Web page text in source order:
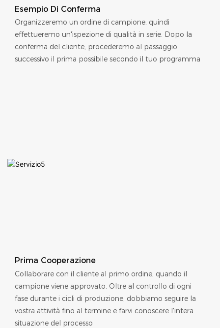
Esempio Di Conferma
Organizzeremo un ordine di campione, quindi
effettueremo un'ispezione di qualità in serie. Dopo la
conferma del cliente, procederemo al passaggio
successivo il prima possibile secondo il tuo programma
Prima Cooperazione
Collaborare con il cliente al primo ordine, quando il
campione viene approvato. Oltre al controllo di ogni
fase durante i cicli di produzione, dobbiamo seguire la
vostra attività fino al termine e farvi conoscere l'intera
situazione del processo